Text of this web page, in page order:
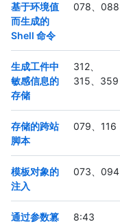
基于环境值
而生成的
Shell 命令
078、088
生成工件中
敏感信息的
存储
312、
315、359
存储的跨站
脚本
079、116
模板对象的
注入
073、094
通过参数篡
8:43